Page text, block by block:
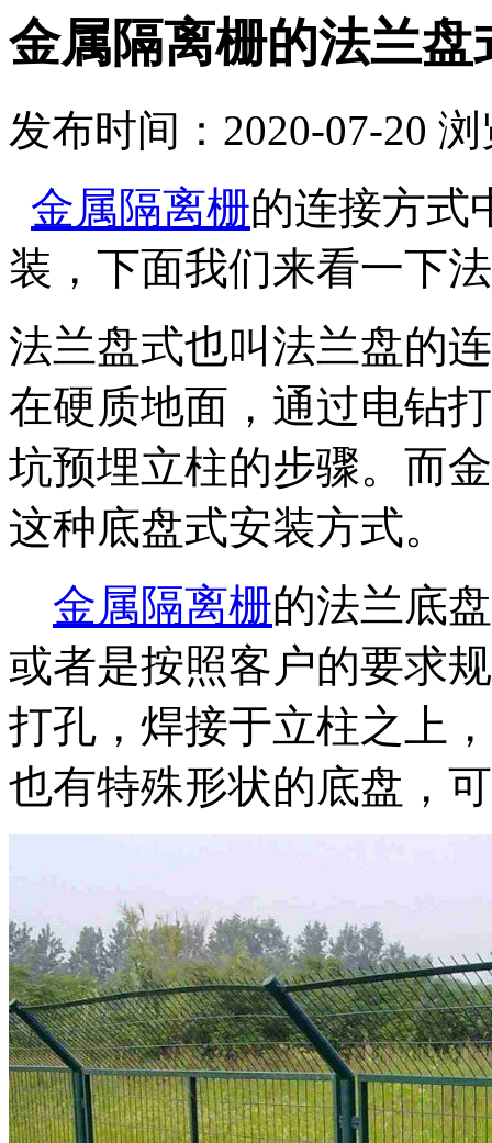
金属隔离栅的法兰盘
发布时间：2020-07-20 浏
金属隔离栅的连接方式
装，下面我们来看一下
法兰盘式也叫法兰盘的
在硬质地面，通过电钻
坑预埋立柱的步骤。而
这种底盘式安装方式。
金属隔离栅的法兰底
或者是按照客户的要求
打孔，焊接于立柱之上
也有特殊形状的底盘，